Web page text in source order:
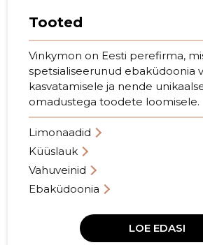
Tooted
Vinkymon on Eesti perefirma,
spetsialiseerunud ebaküdoonia
kasvatamisele ja nende
omadustega toodete loomisele.
Limonaadid
Küüslauk
Vahuveinid
Ebaküdoonia
LOE EDASI